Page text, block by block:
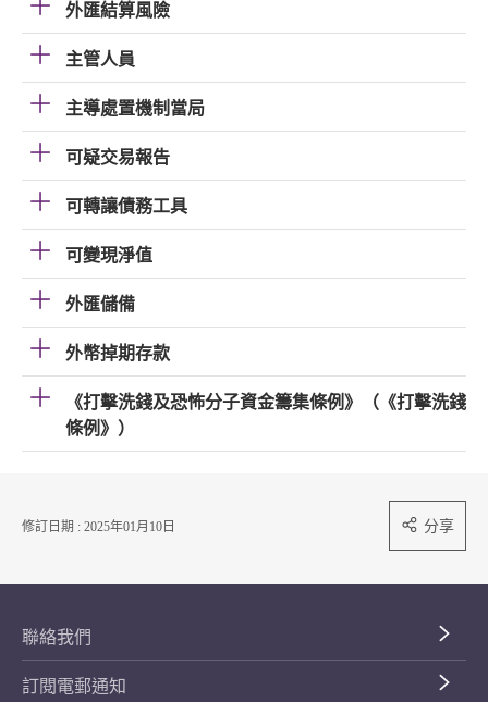
外匯結算風險
主管人員
主導處置機制當局
可疑交易報告
可轉讓債務工具
可變現淨值
外匯儲備
外幣掉期存款
《打擊洗錢及恐怖分子資金籌集條例》（《打擊洗錢
條例》）
修訂日期 : 2025年01月10日 分享
聯絡我們
訂閱電郵通知